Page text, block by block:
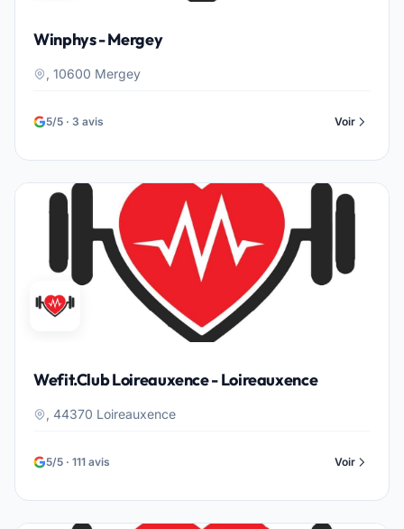
Winphys - Mergey
, 10600 Mergey
5/5 · 3 avis Voir
Wefit.Club Loireauxence - Loireauxence
, 44370 Loireauxence
5/5 · 111 avis Voir